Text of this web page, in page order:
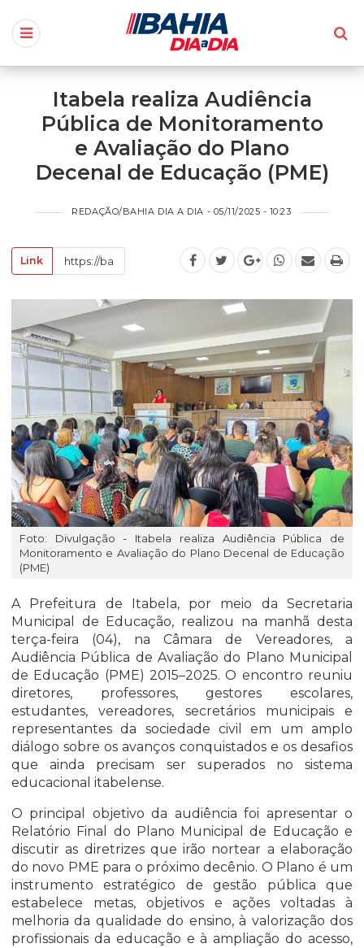
Itabela realiza Audiência
Pública de Monitoramento
e Avaliação do Plano
Decenal de Educação (PME)
REDAÇÃO/BAHIA DIA A DIA - 05/11/2025 - 10:23
Link
Foto: Divulgação - Itabela realiza Audiência Pública de
Monitoramento e Avaliação do Plano Decenal de Educação
(PME)
A Prefeitura de Itabela, por meio da Secretaria
Municipal de Educação, realizou na manhã desta
terça-feira (04), na Câmara de Vereadores, a
Audiência Pública de Avaliação do Plano Municipal
de Educação (PME) 2015–2025. O encontro reuniu
diretores, professores, gestores escolares,
estudantes, vereadores, secretários municipais e
representantes da sociedade civil em um amplo
diálogo sobre os avanços conquistados e os desafios
que ainda precisam ser superados no sistema
educacional itabelense.
O principal objetivo da audiência foi apresentar o
Relatório Final do Plano Municipal de Educação e
discutir as diretrizes que irão nortear a elaboração
do novo PME para o próximo decênio. O Plano é um
instrumento estratégico de gestão pública que
estabelece metas, objetivos e ações voltadas à
melhoria da qualidade do ensino, à valorização dos
profissionais da educação e à ampliação do acesso,